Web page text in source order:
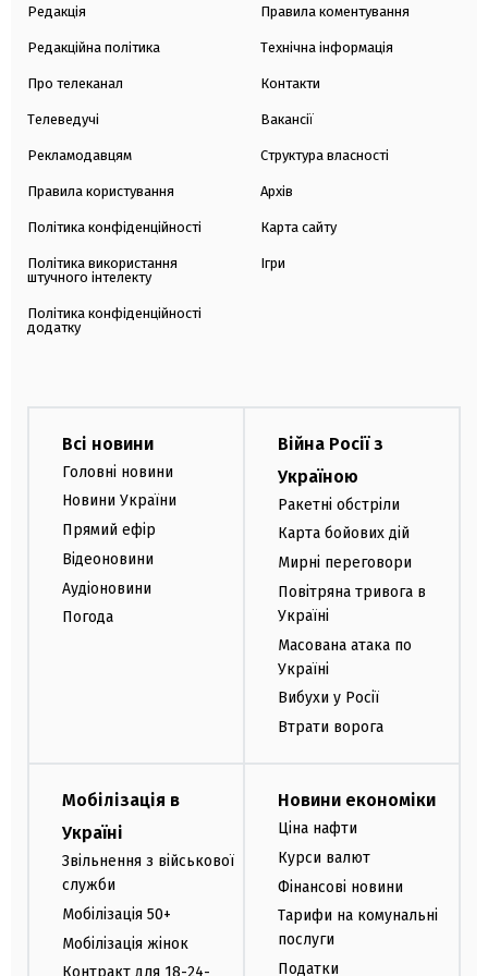
Редакція
Редакційна політика
Про телеканал
Телеведучі
Рекламодавцям
Правила користування
Політика конфіденційності
Політика використання
штучного інтелекту
Політика конфіденційності
додатку
Правила коментування
Технічна інформація
Контакти
Вакансії
Структура власності
Архів
Карта сайту
Ігри
Всі новини
Головні новини
Новини України
Прямий ефір
Відеоновини
Аудіоновини
Погода
Війна Росії з
Україною
Ракетні обстріли
Карта бойових дій
Мирні переговори
Повітряна тривога в
Україні
Масована атака по
Україні
Вибухи у Росії
Втрати ворога
Мобілізація в
Україні
Звільнення з військової
служби
Мобілізація 50+
Мобілізація жінок
Новини економіки
Ціна нафти
Курси валют
Фінансові новини
Тарифи на комунальні
послуги
Податки